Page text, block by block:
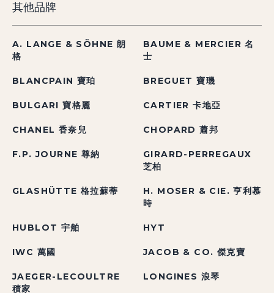
其他品牌
A. LANGE & SÖHNE 朗
格
BAUME & MERCIER 名
士
BLANCPAIN 寶珀 BREGUET 寶璣
BULGARI 寶格麗 CARTIER 卡地亞
CHANEL 香奈兒 CHOPARD 蕭邦
F.P. JOURNE 尊納
GIRARD-PERREGAUX
芝柏
GLASHÜTTE 格拉蘇蒂
H. MOSER & CIE. 亨利慕
時
HUBLOT 宇舶 HYT
IWC 萬國 JACOB & CO. 傑克寶
JAEGER-LECOULTRE
積家
LONGINES 浪琴